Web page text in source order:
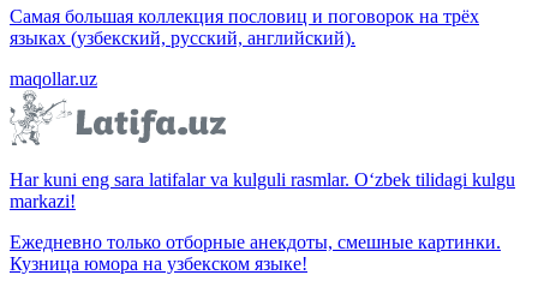
Самая большая коллекция пословиц и поговорок на трёх
языках (узбекский, русский, английский).
maqollar.uz
Har kuni eng sara latifalar va kulguli rasmlar. O‘zbek tilidagi kulgu
markazi!
Ежедневно только отборные анекдоты, смешные картинки.
Кузница юмора на узбекском языке!